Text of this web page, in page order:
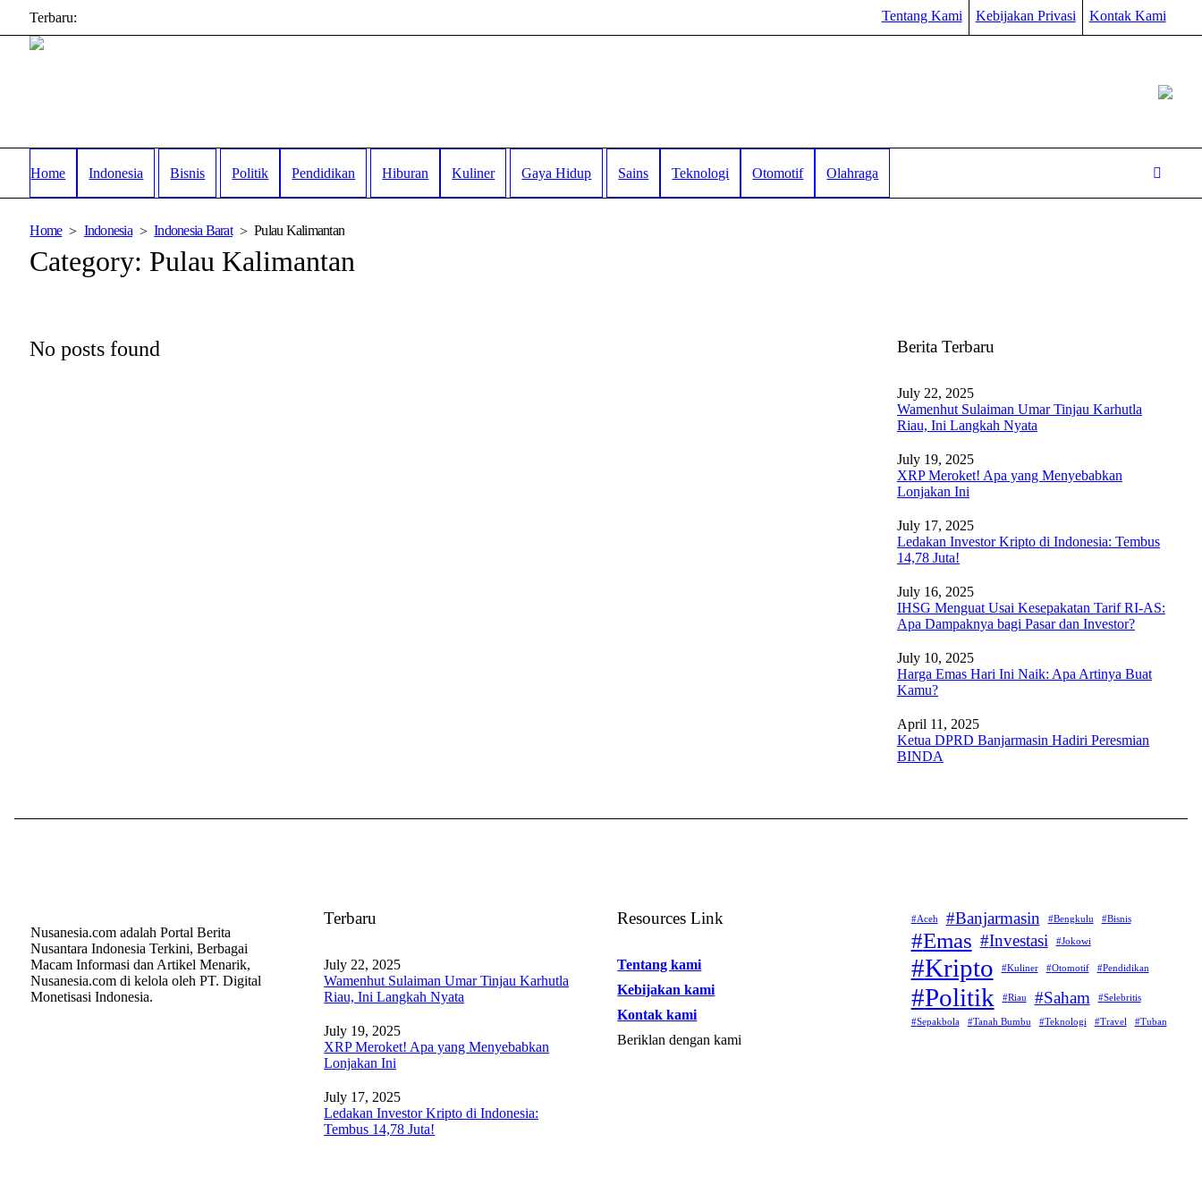
Tentang Kami Kebijakan Privasi Kontak Kami
Terbaru:
Home Indonesia Bisnis Politik Pendidikan Hiburan Kuliner Gaya Hidup Sains Teknologi Otomotif Olahraga
Home Indonesia Indonesia Barat Pulau Kalimantan
Category: Pulau Kalimantan
No posts found Berita Terbaru
July 22, 2025
Wamenhut Sulaiman Umar Tinjau Karhutla
Riau, Ini Langkah Nyata
July 19, 2025
XRP Meroket! Apa yang Menyebabkan
Lonjakan Ini
July 17, 2025
Ledakan Investor Kripto di Indonesia: Tembus
14,78 Juta!
July 16, 2025
IHSG Menguat Usai Kesepakatan Tarif RI-AS:
Apa Dampaknya bagi Pasar dan Investor?
July 10, 2025
Harga Emas Hari Ini Naik: Apa Artinya Buat
Kamu?
April 11, 2025
Ketua DPRD Banjarmasin Hadiri Peresmian
BINDA
Nusanesia.com adalah Portal Berita
Nusantara Indonesia Terkini, Berbagai
Macam Informasi dan Artikel Menarik,
Nusanesia.com di kelola oleh PT. Digital
Monetisasi Indonesia.
Terbaru
July 22, 2025
Wamenhut Sulaiman Umar Tinjau Karhutla
Riau, Ini Langkah Nyata
July 19, 2025
XRP Meroket! Apa yang Menyebabkan
Lonjakan Ini
July 17, 2025
Ledakan Investor Kripto di Indonesia:
Tembus 14,78 Juta!
Resources Link
Tentang kami
Kebijakan kami
Kontak kami
Beriklan dengan kami
Aceh Banjarmasin Bengkulu Bisnis
Emas Investasi Jokowi
Kripto Kuliner Otomotif Pendidikan
Politik Riau Saham Selebritis
Sepakbola Tanah Bumbu Teknologi Travel Tuban